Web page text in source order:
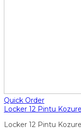
Quick Order
Locker 12 Pintu
Locker 12 Pintu